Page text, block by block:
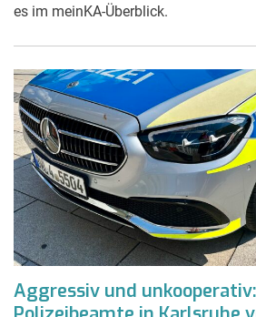
es im meinKA-Überblick.
Aggressiv und